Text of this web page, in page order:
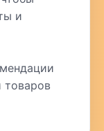
и
товаров